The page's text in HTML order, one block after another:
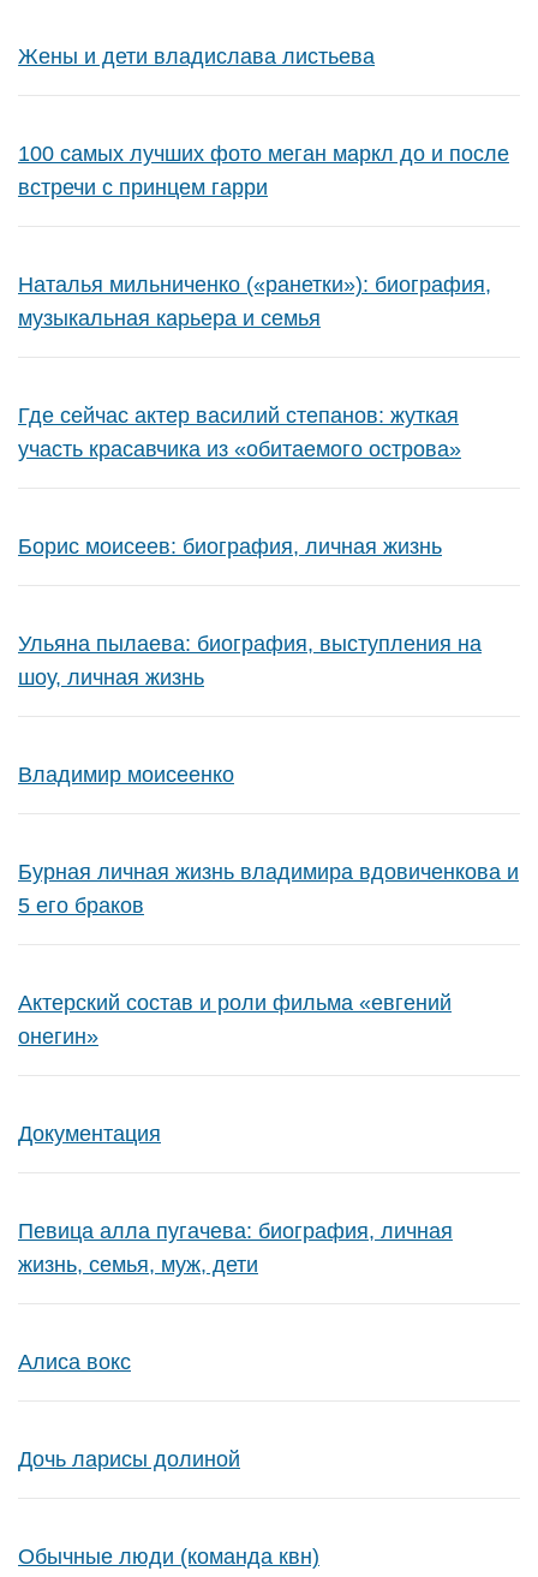
Жены и дети владислава листьева
100 самых лучших фото меган маркл до и после
встречи с принцем гарри
Наталья мильниченко («ранетки»): биография,
музыкальная карьера и семья
Где сейчас актер василий степанов: жуткая
участь красавчика из «обитаемого острова»
Борис моисеев: биография, личная жизнь
Ульяна пылаева: биография, выступления на
шоу, личная жизнь
Владимир моисеенко
Бурная личная жизнь владимира вдовиченкова и
5 его браков
Актерский состав и роли фильма «евгений
онегин»
Документация
Певица алла пугачева: биография, личная
жизнь, семья, муж, дети
Алиса вокс
Дочь ларисы долиной
Обычные люди (команда квн)